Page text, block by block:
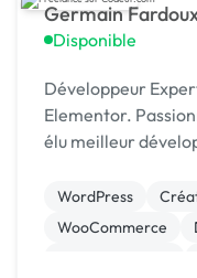
Germain
Disponible
Développeur
Elementor.
élu meilleur
WordPress
WooCommerce